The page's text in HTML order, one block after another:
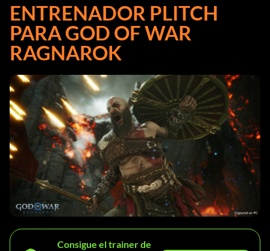
ENTRENADOR PLITCH
PARA GOD OF WAR
RAGNAROK
Consigue el trainer de